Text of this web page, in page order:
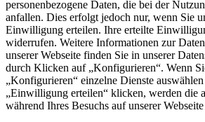
personenbezogene Daten, die bei der
anfallen. Dies erfolgt jedoch nur, wenn Sie
Einwilligung erteilen. Ihre erteilte
widerrufen. Weitere Informationen zur
unserer Webseite finden Sie in unserer
durch Klicken auf „Konfigurieren“. Wenn
„Konfigurieren“ einzelne Dienste
„Einwilligung erteilen“ klicken, werden die
während Ihres Besuchs auf unserer